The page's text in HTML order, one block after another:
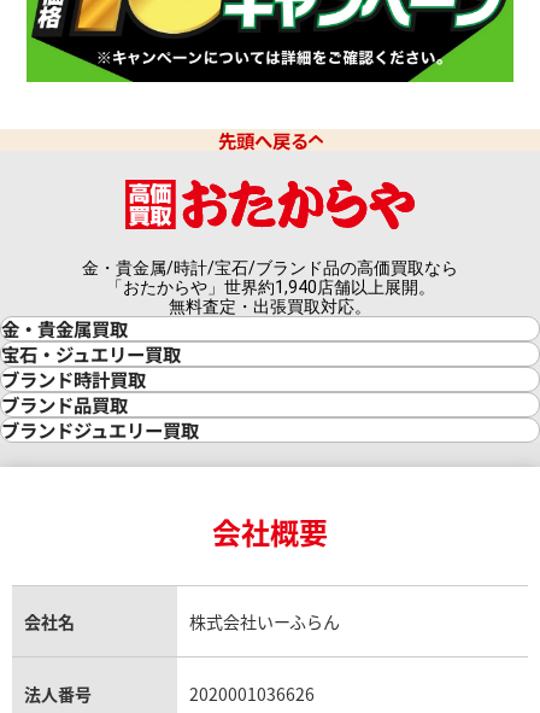
先頭へ戻る
金・貴金属/時計/宝石/ブランド品の高価買取なら
「おたからや」世界約1,940店舗以上展開。
無料査定・出張買取対応。
金・貴金属買取
金買取
金の相場価格情報
金の参考買取価格一覧
インゴット買取
インゴットの相場価格情報
24金買取
金貨買取
貴金属買取
銀・シルバー買取
パラジウム買取
宝石・ジュエリー買取
宝石・ジュエリー買取
ダイヤモンド買取
ダイヤモンド・宝石の参考価格一覧
リング・結婚指輪買取
エメラルド買取
トパーズ買取
タンザナイト買取
キャッツアイ買取
ブランド時計買取
時計買取
ロレックス買取
ロレックス デイトナ買取
ロレックス サブマリーナー買取
ロレックス エクスプローラー買取
ロレックス デイトジャスト買取
パテック フィリップノーチラス買取
ヴァシュロン・コンスタンタン買取
ブランド品買取
ブランド買取
シャネル マトラッセ買取
セリーヌ買取
ブランドジュエリー買取
ヴァンクリーフ＆アーペル買取
ショーメ買取
ダミアーニ買取
会社概要
会社名 株式会社いーふらん
法人番号 2020001036626